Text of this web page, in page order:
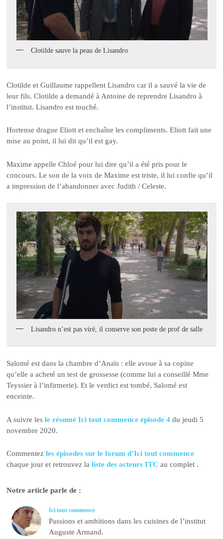
Clotilde sauve la peau de Lisandro
Clotilde et Guillaume rappellent Lisandro car il a sauvé la vie de
leur fils. Clotilde a demandé à Antoine de reprendre Lisandro à
l’institut. Lisandro est touché.
Hortense drague Eliott et enchaîne les compliments. Eliott fait une
mise au point, il lui dit qu’il est gay.
Maxime appelle Chloé pour lui dire qu’il a été pris pour le
concours. Le son de la voix de Maxime est triste, il lui confie qu’il
a impression de l’abandonner avec Judith / Celeste.
Lisandro n’est pas viré, il conserve son poste de prof de salle
Salomé est dans la chambre d’Anaïs : elle avoue à sa copine
qu’elle a acheté un test de grossesse (comme lui a conseillé Mme
Teyssier à l’infirmerie). Et le verdict est tombé, Salomé est
enceinte.
A suivre lesle résumé Ici tout commence épisode 4 du jeudi 5
novembre 2020.
Commentezles épisodes sur le forum d’Ici tout commence
chaque jour et retrouvez laliste des acteurs ITC au complet .
Notre article parle de :
Ici tout commence
Passions et ambitions dans les cuisines de l’institut
Auguste Armand.